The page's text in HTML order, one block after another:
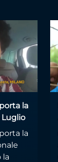
la
Luglio
la
la